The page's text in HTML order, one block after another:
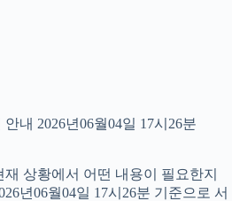
내 2026년06월04일 17시26분
상황에서 어떤 내용이 필요한지
년06월04일 17시26분 기준으로 서